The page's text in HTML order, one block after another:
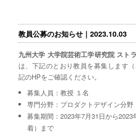
教員公募のお知らせ｜2023.10.03
九州大学 大学院芸術工学研究院 スト
は、下記のとおり教員を募集します
記のHPをご確認ください。
募集人員：教授 １名
専門分野：プロダクトデザイン分野
募集期間：2023年7月31日から
着）まで